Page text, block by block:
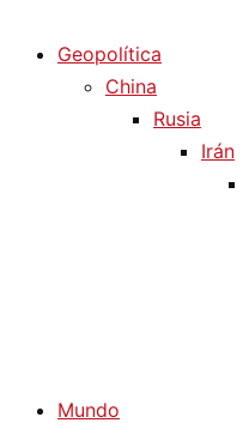
Geopolítica
China
Rusia
Irán
Mundo